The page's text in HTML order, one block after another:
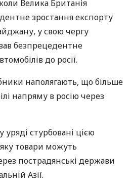
Велика Британія
зростання експорту
у свою чергу
безпрецедентне
до росії.
наполягають, що більше
напряму в росію через
стурбовані цією
товари можуть
пострадянські держави
Азії.